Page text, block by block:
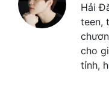
Hải
teen,
cho
tỉnh,